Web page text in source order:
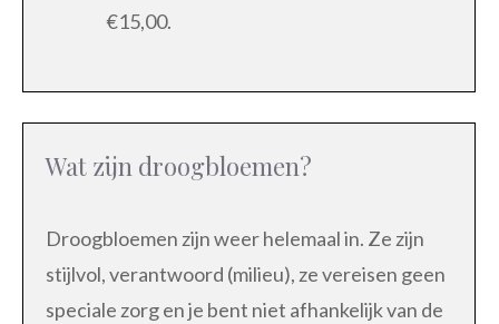
€15,00.
Wat zijn droogbloemen?
Droogbloemen zijn weer helemaal in. Ze zijn
stijlvol, verantwoord (milieu), ze vereisen geen
speciale zorg en je bent niet afhankelijk van de